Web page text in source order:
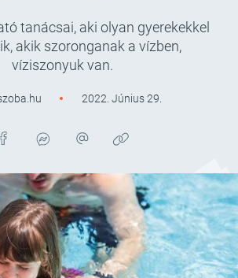
tanácsai, aki olyan gyerekekkel
akik szoronganak a vízben,
víziszonyuk van.
2022. Június 29.